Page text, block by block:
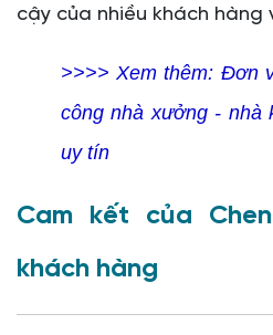
cậy của nhiều khách hàng
>>>> Xem thêm: Đơn
công nhà xưởng - nhà
uy tín
Cam kết của
khách hàng